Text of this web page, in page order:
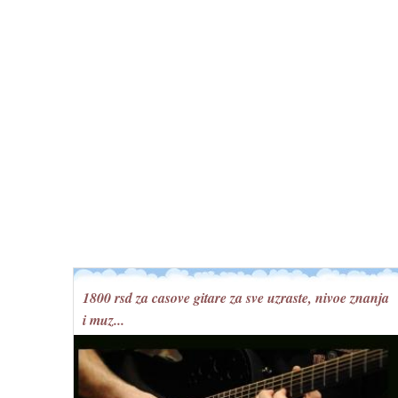
1800 rsd za casove gitare za sve uzraste, nivoe znanja
i muz...